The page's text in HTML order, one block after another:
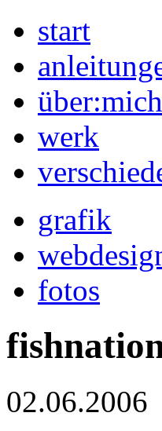
start
über:mich
werk
grafik
fotos
02.06.2006